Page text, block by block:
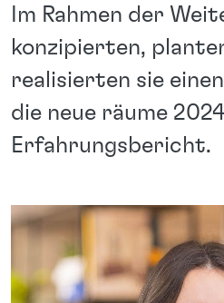
Im Rahmen der
konzipierten,
realisierten sie
die neue räume
Erfahrungsbericht.